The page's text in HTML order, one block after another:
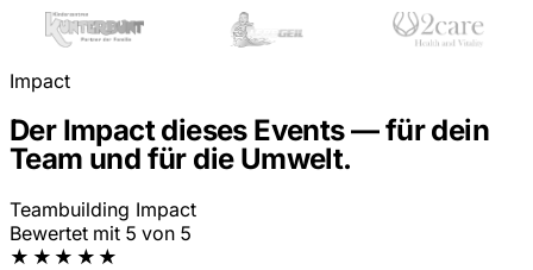
Impact
Der Impact dieses Events — für dein
Team und für die Umwelt.
Teambuilding Impact
Bewertet mit 5 von 5
★★★★★